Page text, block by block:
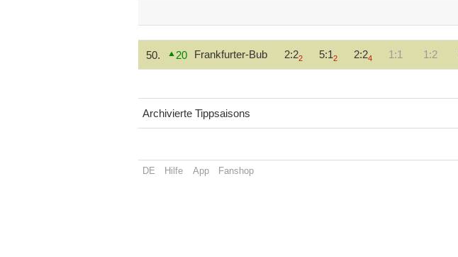
50. 20 Frankfurter-Bub 2:22 5:12 2:24 1:1 1:2
Archivierte Tippsaisons
DE Hilfe App Fanshop